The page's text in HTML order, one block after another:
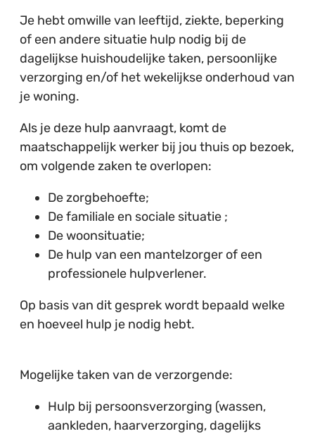
Je hebt omwille van leeftijd, ziekte, beperking
of een andere situatie hulp nodig bij de
dagelijkse huishoudelijke taken, persoonlijke
verzorging en/of het wekelijkse onderhoud van
je woning.
Als je deze hulp aanvraagt, komt de
maatschappelijk werker bij jou thuis op bezoek,
om volgende zaken te overlopen:
De zorgbehoefte;
De familiale en sociale situatie ;
De woonsituatie;
De hulp van een mantelzorger of een
professionele hulpverlener.
Op basis van dit gesprek wordt bepaald welke
en hoeveel hulp je nodig hebt.
Mogelijke taken van de verzorgende:
Hulp bij persoonsverzorging (wassen,
aankleden, haarverzorging, dagelijks